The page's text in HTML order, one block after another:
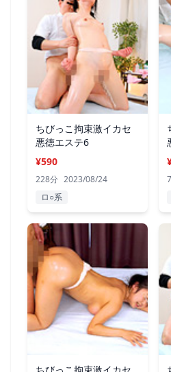
ちびっこ拘束激イカセ
悪徳エステ6
¥590
228分 2023/08/24
ロ○系
ちびっこ拘束激イカセ